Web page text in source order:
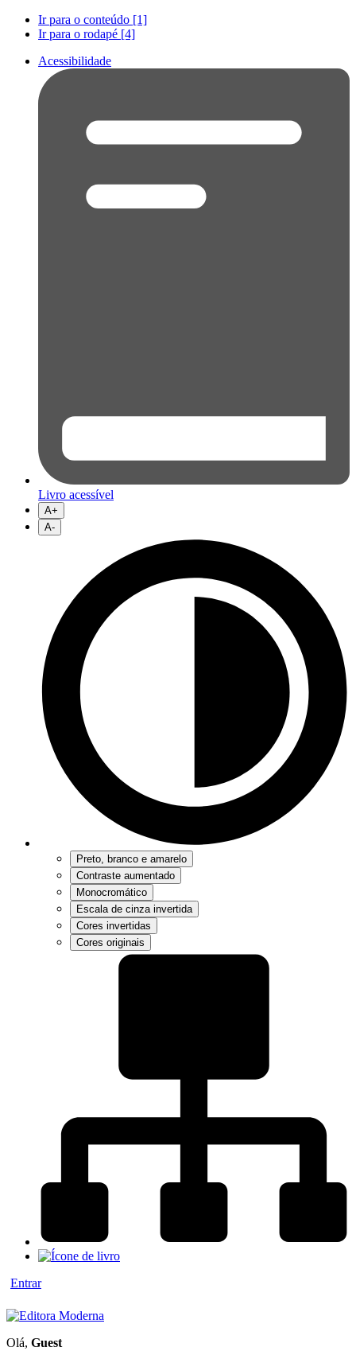
Ir para o conteúdo [1]
Ir para o rodapé [4]
Acessibilidade
Livro acessível
A+
A-
Preto, branco e amarelo
Contraste aumentado
Monocromático
Escala de cinza invertida
Cores invertidas
Cores originais
Entrar
Olá, Guest